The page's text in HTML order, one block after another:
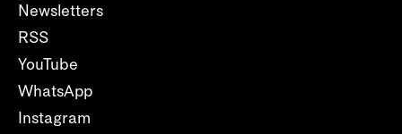
Newsletters
RSS
YouTube
WhatsApp
Instagram